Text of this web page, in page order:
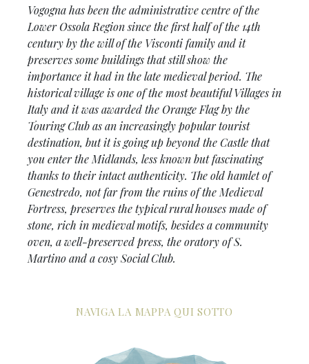
Vogogna has been the administrative centre of the
Lower Ossola Region since the first half of the 14th
century by the will of the Visconti family and it
preserves some buildings that still show the
importance it had in the late medieval period. The
historical village is one ofthe most beautiful Villages in
Italyand it was awarded the Orange Flag by the
Touring Club as an increasingly popular tourist
destination, but it is going up beyond the Castle that
you enter the Midlands, less known but fascinating
thanks to their intact authenticity. The old hamlet of
Genestredo, not far from the ruins of the Medieval
Fortress, preserves the typical rural houses made of
stone, rich in medieval motifs, besides a community
oven, a well-preserved press, the oratory of S.
Martino and a cosy Social Club.
NAVIGA LA MAPPA QUI SOTTO